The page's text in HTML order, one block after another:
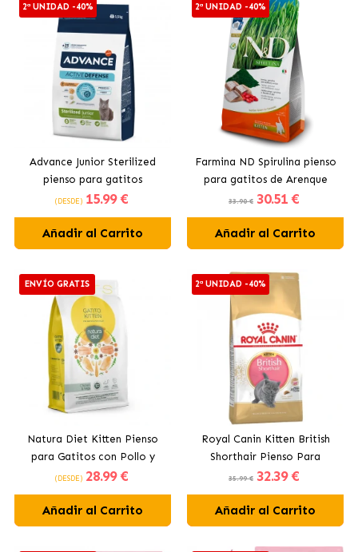
2ª UNIDAD -40%
Advance Junior Sterilized
pienso para gatitos
esterilizados
(DESDE) 15.99 €
Añadir al Carrito
2ª UNIDAD -40%
Farmina ND Spirulina pienso
para gatitos de Arenque
33.90 € 30.51 €
Añadir al Carrito
ENVÍO GRATIS
Natura Diet Kitten Pienso
para Gatitos con Pollo y
Vegetales
(DESDE) 28.99 €
Añadir al Carrito
2ª UNIDAD -40%
Royal Canin Kitten British
Shorthair Pienso Para
Gatitos De Raza
35.99 € 32.39 €
Añadir al Carrito